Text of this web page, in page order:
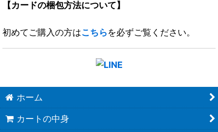
【カードの梱包方法について】
初めてご購入の方はこちらを必ずご覧ください。
ホーム
カートの中身